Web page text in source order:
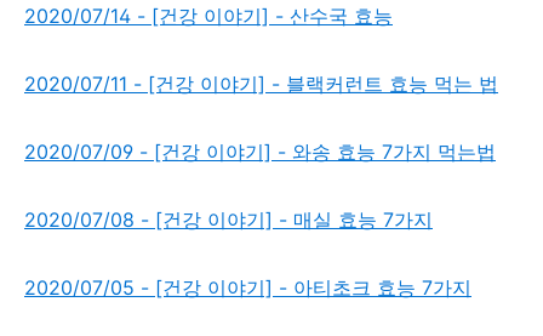
2020/07/14 - [건강 이야기] - 산수국 효능
2020/07/11 - [건강 이야기] - 블랙커런트 효능 먹는 법
2020/07/09 - [건강 이야기] - 와송 효능 7가지 먹는법
2020/07/08 - [건강 이야기] - 매실 효능 7가지
2020/07/05 - [건강 이야기] - 아티초크 효능 7가지